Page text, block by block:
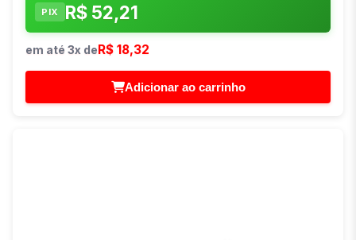
PIX R$ 52,21
em até 3x deR$ 18,32
Adicionar ao carrinho